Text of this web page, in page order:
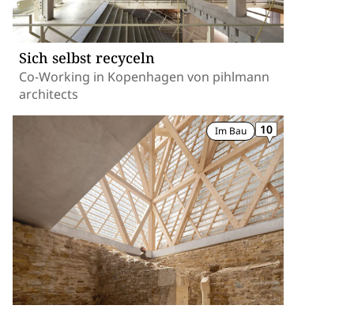
Sich selbst recyceln
Co-Working in Kopenhagen von pihlmann
architects
Im Bau 10